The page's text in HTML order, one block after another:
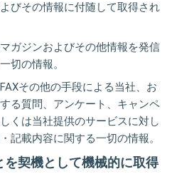
びその情報に付随して取得され
ガジンおよびその他情報を発信
切の情報。
その他の手段による当社、お
る質問、アンケート、キャンペ
くは当社提供のサービスに対し
記載内容に関する一切の情報。
を契機として機械的に取得